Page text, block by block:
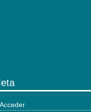
Acceder